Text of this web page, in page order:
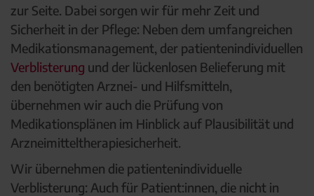
zur Seite. Dabei sorgen wir für mehr Zeit und
Sicherheit in der Pflege: Neben dem umfangreichen
Medikationsmanagement, der patientenindividuellen
Verblisterung und der lückenlosen Belieferung mit
den benötigten Arznei- und Hilfsmitteln,
übernehmen wir auch die Prüfung von
Medikationsplänen im Hinblick auf Plausibilität und
Arzneimitteltherapiesicherheit.
Wir übernehmen die patientenindividuelle
Verblisterung: Auch für Patient:innen, die nicht in